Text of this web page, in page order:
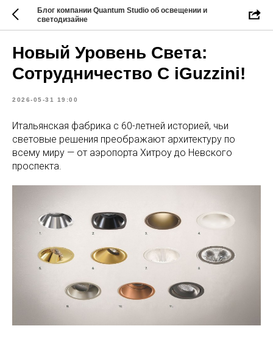
Блог компании Quantum Studio об освещении и
светодизайне
Новый Уровень Света:
Сотрудничество С iGuzzini!
2026-05-31 19:00
Итальянская фабрика с 60-летней историей, чьи
световые решения преображают архитектуру по
всему миру — от аэропорта Хитроу до Невского
проспекта.